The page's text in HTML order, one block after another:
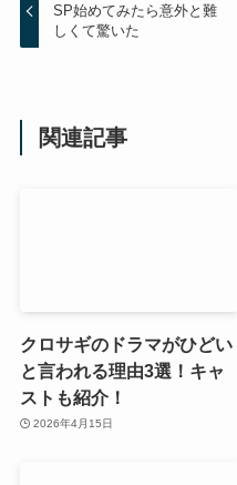
SP始めてみたら意外と難
しくて驚いた
関連記事
クロサギのドラマがひどい
と言われる理由3選！キャ
ストも紹介！
2026年4月15日